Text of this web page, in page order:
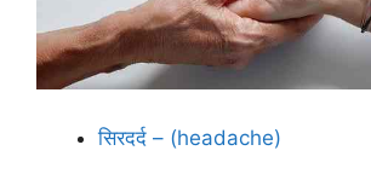
सिरदर्द – (headache)